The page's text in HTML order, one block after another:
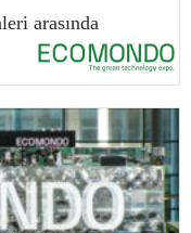
arasında